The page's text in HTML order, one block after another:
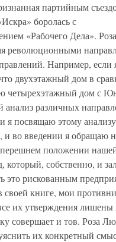
партийным
боролась с
«Рабочего Дела». Роза
революционными
Например, если
двухэтажный дом в
четырехэтажный дом с
различных
посвящаю этому
и во введении я обращаю
положении
который, собственно, и
это рискованным
своей книге, мои
их утверждения лишены
совершает и тов. Роза
их конкретный